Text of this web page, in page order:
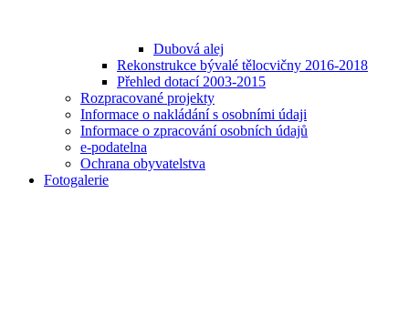
Dubová alej
Rekonstrukce bývalé tělocvičny 2016-2018
Přehled dotací 2003-2015
Rozpracované projekty
Informace o nakládání s osobními údaji
Informace o zpracování osobních údajů
e-podatelna
Ochrana obyvatelstva
Fotogalerie